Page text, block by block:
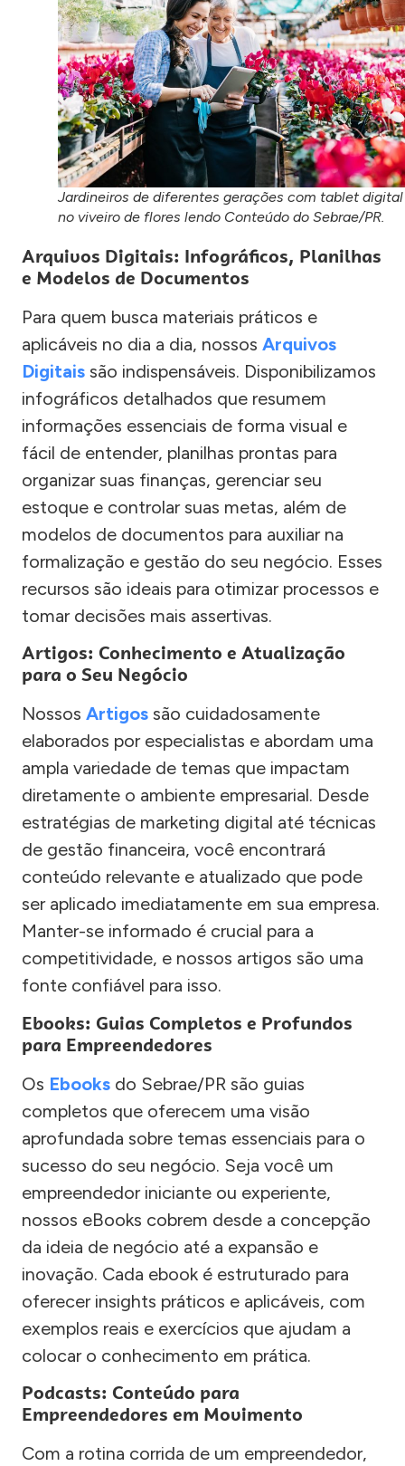
Jardineiros de diferentes gerações com tablet digital
no viveiro de flores lendo Conteúdo do Sebrae/PR.
Arquivos Digitais: Infográficos, Planilhas
e Modelos de Documentos
Para quem busca materiais práticos e
aplicáveis no dia a dia, nossos Arquivos
Digitais são indispensáveis. Disponibilizamos
infográficos detalhados que resumem
informações essenciais de forma visual e
fácil de entender, planilhas prontas para
organizar suas finanças, gerenciar seu
estoque e controlar suas metas, além de
modelos de documentos para auxiliar na
formalização e gestão do seu negócio. Esses
recursos são ideais para otimizar processos e
tomar decisões mais assertivas.
Artigos: Conhecimento e Atualização
para o Seu Negócio
Nossos Artigos são cuidadosamente
elaborados por especialistas e abordam uma
ampla variedade de temas que impactam
diretamente o ambiente empresarial. Desde
estratégias de marketing digital até técnicas
de gestão financeira, você encontrará
conteúdo relevante e atualizado que pode
ser aplicado imediatamente em sua empresa.
Manter-se informado é crucial para a
competitividade, e nossos artigos são uma
fonte confiável para isso.
Ebooks: Guias Completos e Profundos
para Empreendedores
Os Ebooks do Sebrae/PR são guias
completos que oferecem uma visão
aprofundada sobre temas essenciais para o
sucesso do seu negócio. Seja você um
empreendedor iniciante ou experiente,
nossos eBooks cobrem desde a concepção
da ideia de negócio até a expansão e
inovação. Cada ebook é estruturado para
oferecer insights práticos e aplicáveis, com
exemplos reais e exercícios que ajudam a
colocar o conhecimento em prática.
Podcasts: Conteúdo para
Empreendedores em Movimento
Com a rotina corrida de um empreendedor,